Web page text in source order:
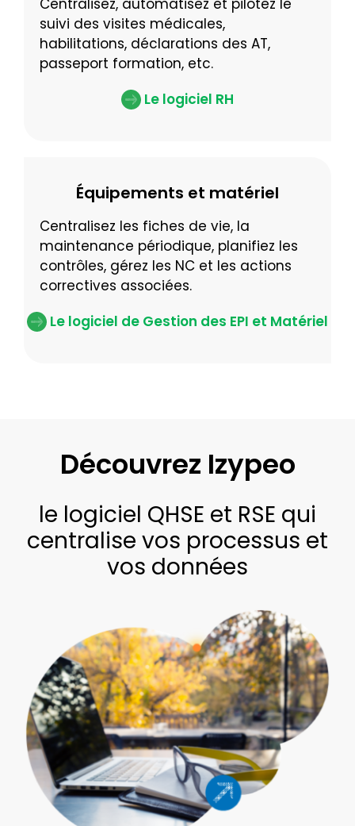
Centralisez, automatisez et pilotez le
suivi des visites médicales,
habilitations, déclarations des AT,
passeport formation, etc.
Le logiciel RH
Équipements et matériel
Centralisez les fiches de vie, la
maintenance périodique, planifiez les
contrôles, gérez les NC et les actions
correctives associées.
Le logiciel de Gestion des EPI et Matériel
Découvrez Izypeo
le logiciel QHSE et RSE qui
centralise vos processus et
vos données